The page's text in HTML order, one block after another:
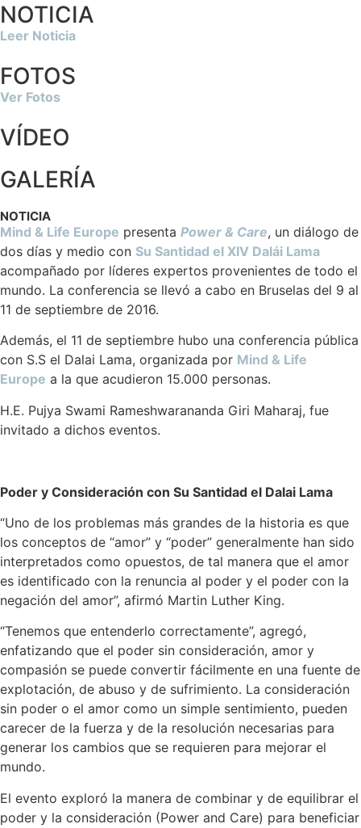
NOTICIA
Leer Noticia
FOTOS
Ver Fotos
VÍDEO
GALERÍA
NOTICIA
Mind & Life Europe presenta Power & Care, un diálogo de
dos días y medio con Su Santidad el XIV Dalái Lama
acompañado por líderes expertos provenientes de todo el
mundo. La conferencia se llevó a cabo en Bruselas del 9 al
11 de septiembre de 2016.
Además, el 11 de septiembre hubo una conferencia pública
con S.S el Dalai Lama, organizada por Mind & Life
Europe a la que acudieron 15.000 personas.
H.E. Pujya Swami Rameshwarananda Giri Maharaj, fue
invitado a dichos eventos.
Poder y Consideración con Su Santidad el Dalai Lama
“Uno de los problemas más grandes de la historia es que
los conceptos de “amor” y “poder” generalmente han sido
interpretados como opuestos, de tal manera que el amor
es identificado con la renuncia al poder y el poder con la
negación del amor”, afirmó Martin Luther King.
“Tenemos que entenderlo correctamente”, agregó,
enfatizando que el poder sin consideración, amor y
compasión se puede convertir fácilmente en una fuente de
explotación, de abuso y de sufrimiento. La consideración
sin poder o el amor como un simple sentimiento, pueden
carecer de la fuerza y de la resolución necesarias para
generar los cambios que se requieren para mejorar el
mundo.
El evento exploró la manera de combinar y de equilibrar el
poder y la consideración (Power and Care) para beneficiar